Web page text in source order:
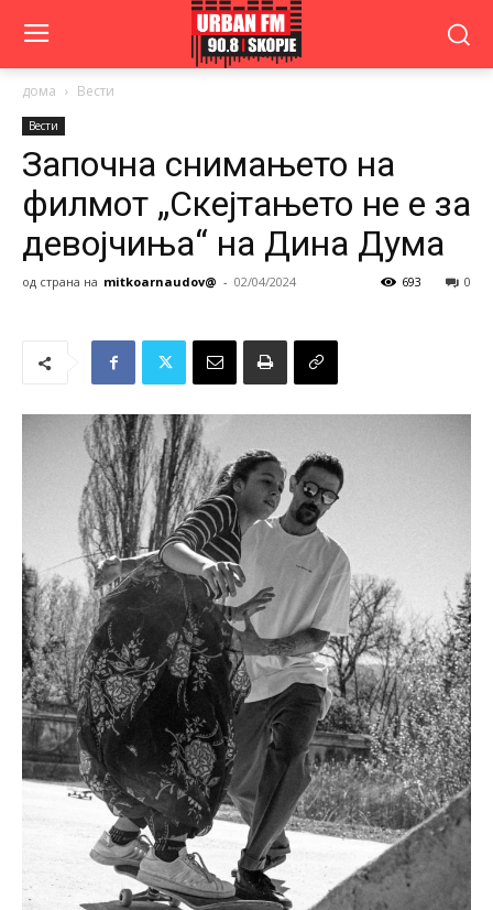
дома Вести
Вести
Започна снимањето на
филмот „Скејтањето не е за
девојчиња“ на Дина Дума
од страна на mitkoarnaudov@ - 02/04/2024 0
693